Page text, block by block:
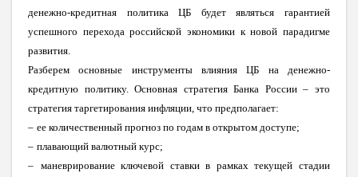
денежно-кредитная политика ЦБ будет являться гарантией
успешного перехода российской экономики к новой парадигме
развития.
Разберем основные инструменты влияния ЦБ на денежно-
кредитную политику. Основная стратегия Банка России – это
стратегия таргетирования инфляции, что предполагает:
– ее количественный прогноз по годам в открытом доступе;
– плавающий валютный курс;
– маневрирование ключевой ставки в рамках текущей стадии